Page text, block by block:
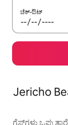
ಚೆಕ್-ಔಟ್
Jericho
ಗೆಸ್ಟ್‌ಗಳು